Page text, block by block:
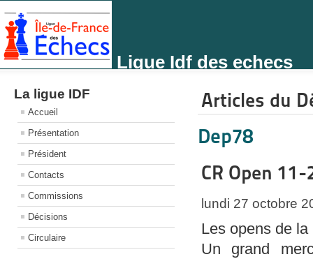
Ligue Idf des echecs
La ligue IDF
Accueil
Présentation
Président
Contacts
Commissions
Décisions
Circulaire
Articles du
Dep78
CR Open
lundi 27 octobre
Les opens de
Un grand